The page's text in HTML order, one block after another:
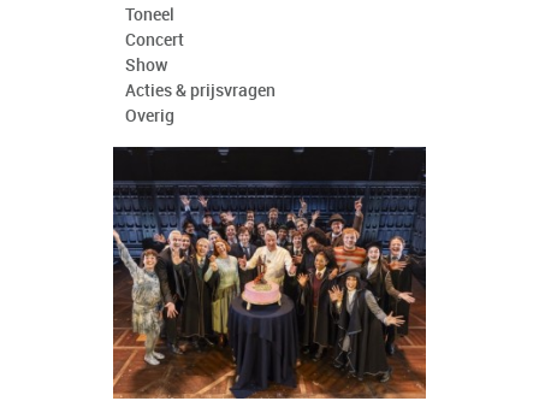
Toneel
Concert
Show
Acties & prijsvragen
Overig